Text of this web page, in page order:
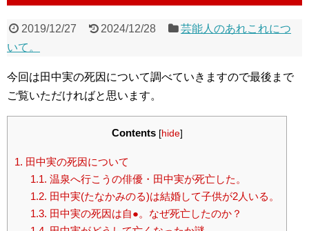
2019/12/27 2024/12/28
芸能人のあれこれにつ
いて。
今回は田中実の死因について調べていきますので最後まで
ご覧いただければと思います。
Contents [hide]
1. 田中実の死因について
1.1. 温泉へ行こうの俳優・田中実が死亡した。
1.2. 田中実(たなかみのる)は結婚して子供が2人いる。
1.3. 田中実の死因は自●。なぜ死亡したのか？